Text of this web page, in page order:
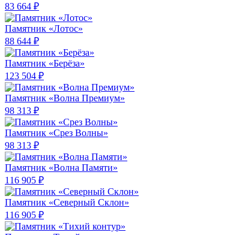
83 664 ₽
Памятник «Лотос»
88 644 ₽
Памятник «Берёза»
123 504 ₽
Памятник «Волна Премиум»
98 313 ₽
Памятник «Срез Волны»
98 313 ₽
Памятник «Волна Памяти»
116 905 ₽
Памятник «Северный Склон»
116 905 ₽